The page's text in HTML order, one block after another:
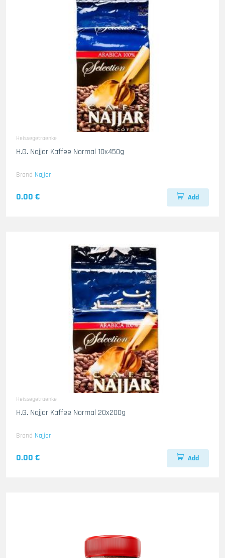
Heissegetraenke
H.G. Najjar Kaffee Normal 10x450g
Brand Najjar
0.00 € Add
Heissegetraenke
H.G. Najjar Kaffee Normal 20x200g
Brand Najjar
0.00 € Add